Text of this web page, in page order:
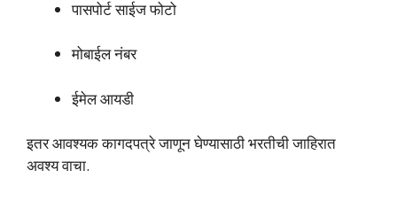
पासपोर्ट साईज फोटो
मोबाईल नंबर
ईमेल आयडी
इतर आवश्यक कागदपत्रे जाणून घेण्यासाठी भरतीची जाहिरात
अवश्य वाचा.